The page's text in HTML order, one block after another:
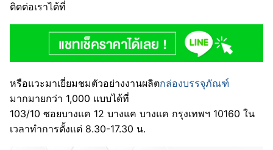
ติดต่อเราได้ที่
หรือแวะมาเยี่ยมชมตัวอย่างงานผลิตกล่องบรรจุภัณฑ์
มากมายกว่า 1,000 แบบได้ที่
103/10 ซอยบางแค 12 บางแค บางแค กรุงเทพฯ 10160 ใน
เวลาทำการตั้งแต่ 8.30-17.30 น.